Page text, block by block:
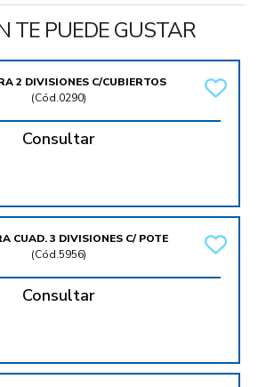
TE PUEDE GUSTAR
2 DIVISIONES C/CUBIERTOS
(Cód.0290)
Consultar
CUAD. 3 DIVISIONES C/ POTE
(Cód.5956)
Consultar